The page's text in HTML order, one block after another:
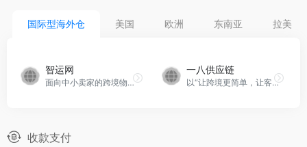
国际型海外仓 美国 欧洲 东南亚 拉美
智运网
面向中小卖家的跨境物流平台
一八供应链
以“让跨境更简单，让客户更省心”为使命，“时效稳定，妥投率高，查验率低”为产品核心，提供专业合规的运输、报关、清关、派送、海外仓储等一站式跨境物流解决方案。
收款支付